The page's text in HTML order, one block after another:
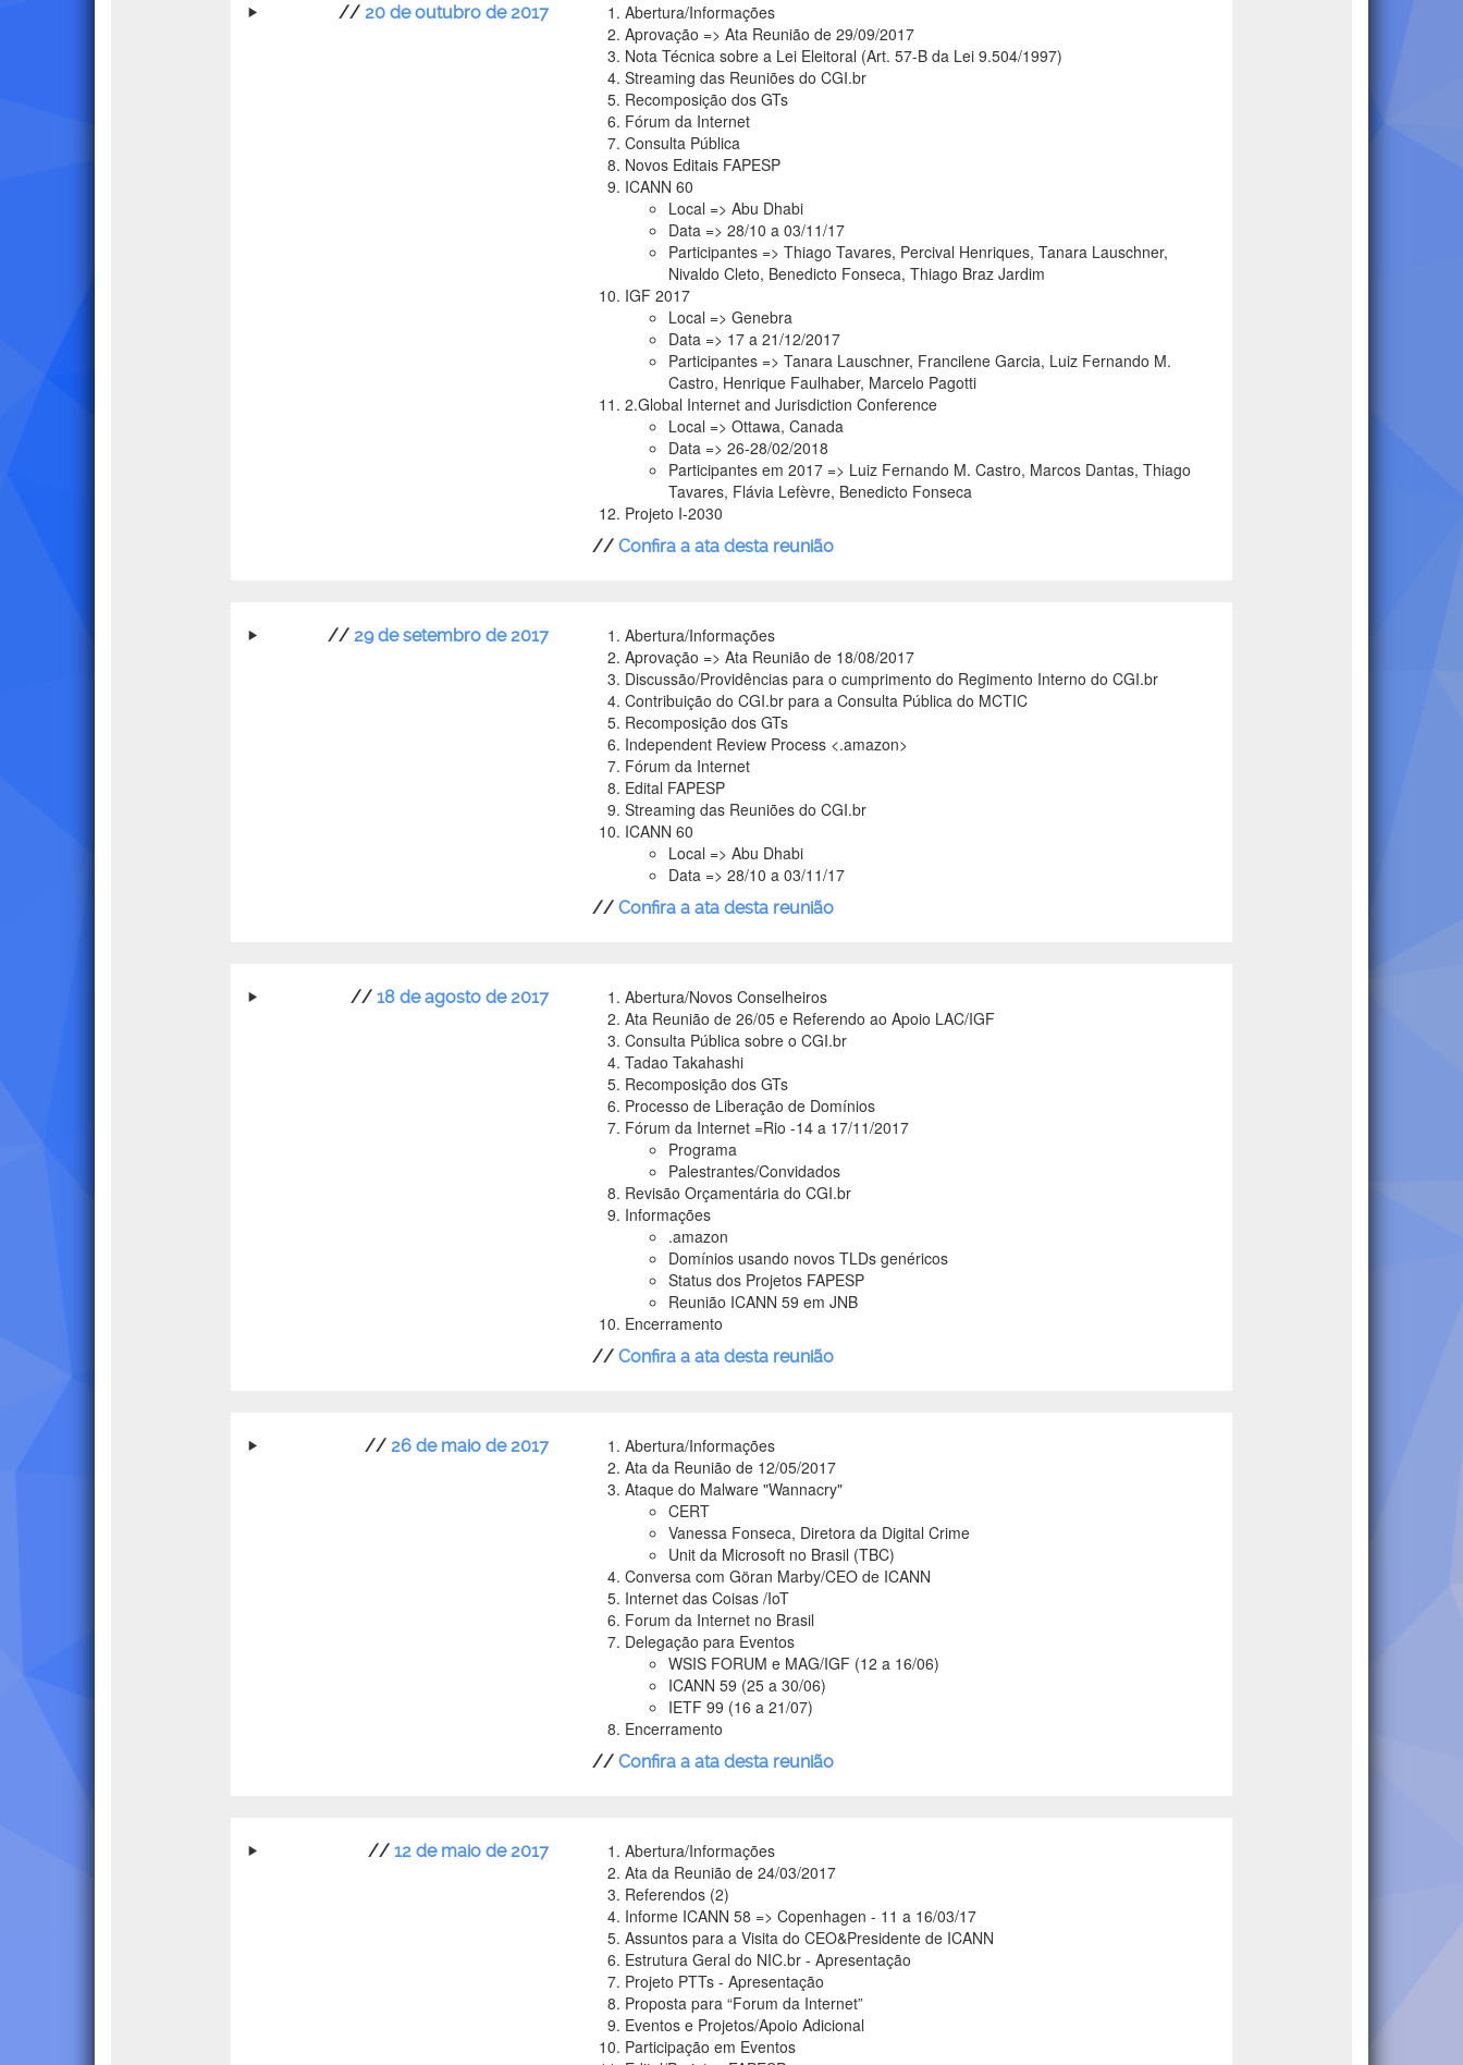
// 20 de outubro de 2017
Abertura/Informações
Aprovação => Ata Reunião de 29/09/2017
Nota Técnica sobre a Lei Eleitoral (Art. 57-B da Lei 9.504/1997)
Streaming das Reuniões do CGI.br
Recomposição dos GTs
Fórum da Internet
Consulta Pública
Novos Editais FAPESP
ICANN 60
Local => Abu Dhabi
Data => 28/10 a 03/11/17
Participantes => Thiago Tavares, Percival Henriques, Tanara Lauschner,
Nivaldo Cleto, Benedicto Fonseca, Thiago Braz Jardim
IGF 2017
Local => Genebra
Data => 17 a 21/12/2017
Participantes => Tanara Lauschner, Francilene Garcia, Luiz Fernando M.
Castro, Henrique Faulhaber, Marcelo Pagotti
2.Global Internet and Jurisdiction Conference
Local => Ottawa, Canada
Data => 26-28/02/2018
Participantes em 2017 => Luiz Fernando M. Castro, Marcos Dantas, Thiago
Tavares, Flávia Lefèvre, Benedicto Fonseca
Projeto I-2030
// Confira a ata desta reunião
// 29 de setembro de 2017
Abertura/Informações
Aprovação => Ata Reunião de 18/08/2017
Discussão/Providências para o cumprimento do Regimento Interno do CGI.br
Contribuição do CGI.br para a Consulta Pública do MCTIC
Recomposição dos GTs
Independent Review Process <.amazon>
Fórum da Internet
Edital FAPESP
Streaming das Reuniões do CGI.br
ICANN 60
Local => Abu Dhabi
Data => 28/10 a 03/11/17
// Confira a ata desta reunião
// 18 de agosto de 2017
Abertura/Novos Conselheiros
Ata Reunião de 26/05 e Referendo ao Apoio LAC/IGF
Consulta Pública sobre o CGI.br
Tadao Takahashi
Recomposição dos GTs
Processo de Liberação de Domínios
Fórum da Internet =Rio -14 a 17/11/2017
Programa
Palestrantes/Convidados
Revisão Orçamentária do CGI.br
Informações
.amazon
Domínios usando novos TLDs genéricos
Status dos Projetos FAPESP
Reunião ICANN 59 em JNB
Encerramento
// Confira a ata desta reunião
// 26 de maio de 2017
Abertura/Informações
Ata da Reunião de 12/05/2017
Ataque do Malware "Wannacry"
CERT
Vanessa Fonseca, Diretora da Digital Crime
Unit da Microsoft no Brasil (TBC)
Conversa com Göran Marby/CEO de ICANN
Internet das Coisas /IoT
Forum da Internet no Brasil
Delegação para Eventos
WSIS FORUM e MAG/IGF (12 a 16/06)
ICANN 59 (25 a 30/06)
IETF 99 (16 a 21/07)
Encerramento
// Confira a ata desta reunião
// 12 de maio de 2017
Abertura/Informações
Ata da Reunião de 24/03/2017
Referendos (2)
Informe ICANN 58 => Copenhagen - 11 a 16/03/17
Assuntos para a Visita do CEO&Presidente de ICANN
Estrutura Geral do NIC.br - Apresentação
Projeto PTTs - Apresentação
Proposta para “Forum da Internet”
Eventos e Projetos/Apoio Adicional
Participação em Eventos